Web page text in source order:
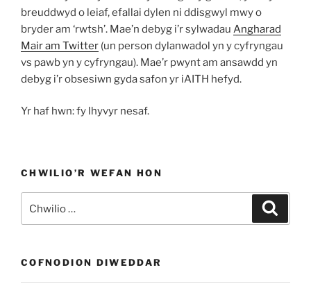
breuddwyd o leiaf, efallai dylen ni ddisgwyl mwy o
bryder am ‘rwtsh’. Mae’n debyg i’r sylwadau Angharad
Mair am Twitter (un person dylanwadol yn y cyfryngau
vs pawb yn y cyfryngau). Mae’r pwynt am ansawdd yn
debyg i’r obsesiwn gyda safon yr iAITH hefyd.
Yr haf hwn: fy lhyvyr nesaf.
CHWILIO’R WEFAN HON
am:
COFNODION DIWEDDAR